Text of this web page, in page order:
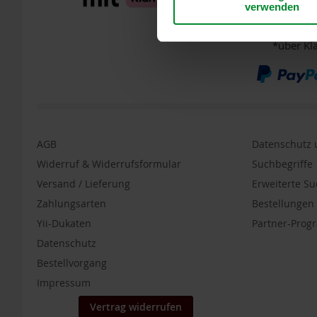
verwenden
Primavera
Rapunzel
Rosengarten
Schnitzer
Sonnentor
*über
AGB
Widerruf & Widerrufsformular
Versand / Lieferung
Zahlungsarten
Yii-Dukaten
Datenschutz
Bestellvorgang
Impressum
Datenschutz
Suchbegriffe
Erweiterte
Partner-
Vertrag widerrufen